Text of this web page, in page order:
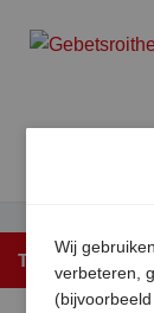
Terug naar het
Wij
verbeteren,